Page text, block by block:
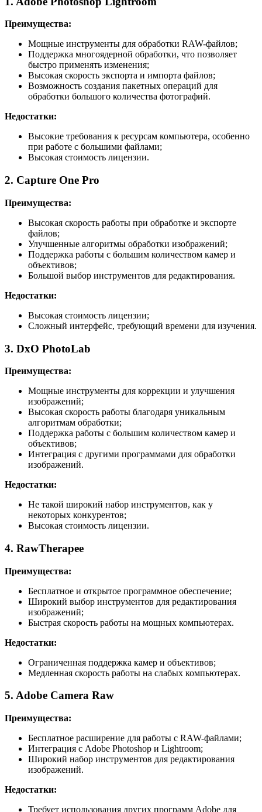
Преимущества:
Мощные инструменты для обработки RAW-файлов;
Поддержка многоядерной обработки, что позволяет
быстро применять изменения;
Высокая скорость экспорта и импорта файлов;
Возможность создания пакетных операций для
обработки большого количества фотографий.
Недостатки:
Высокие требования к ресурсам компьютера, особенно
при работе с большими файлами;
Высокая стоимость лицензии.
2. Capture One Pro
Преимущества:
Высокая скорость работы при обработке и экспорте
файлов;
Улучшенные алгоритмы обработки изображений;
Поддержка работы с большим количеством камер и
объективов;
Большой выбор инструментов для редактирования.
Недостатки:
Высокая стоимость лицензии;
Сложный интерфейс, требующий времени для изучения.
3. DxO PhotoLab
Преимущества:
Мощные инструменты для коррекции и улучшения
изображений;
Высокая скорость работы благодаря уникальным
алгоритмам обработки;
Поддержка работы с большим количеством камер и
объективов;
Интеграция с другими программами для обработки
изображений.
Недостатки:
Не такой широкий набор инструментов, как у
некоторых конкурентов;
Высокая стоимость лицензии.
4. RawTherapee
Преимущества:
Бесплатное и открытое программное обеспечение;
Широкий выбор инструментов для редактирования
изображений;
Быстрая скорость работы на мощных компьютерах.
Недостатки:
Ограниченная поддержка камер и объективов;
Медленная скорость работы на слабых компьютерах.
5. Adobe Camera Raw
Преимущества:
Бесплатное расширение для работы с RAW-файлами;
Интеграция с Adobe Photoshop и Lightroom;
Широкий набор инструментов для редактирования
изображений.
Недостатки:
Требует использования других программ Adobe для